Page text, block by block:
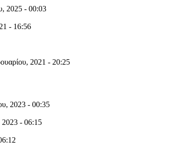
2025 - 00:03
- 16:56
2021 - 20:25
2023 - 00:35
2023 - 06:15